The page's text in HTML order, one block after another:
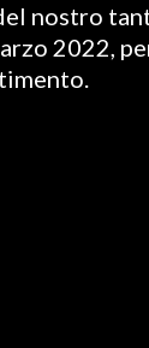
nostro
2022,